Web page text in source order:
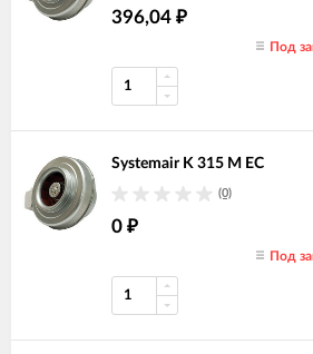
396,04 ₽
Под
Systemair K 315 M EC
(0)
0 ₽
Под